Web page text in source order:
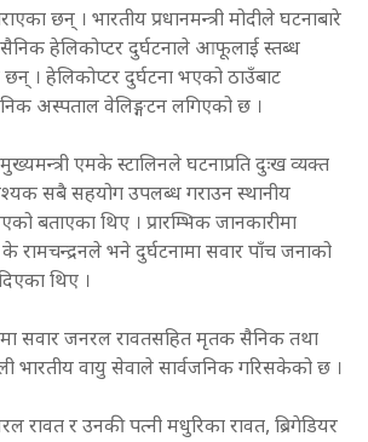
छन् । भारतीय प्रधानमन्त्री मोदीले घटनाबारे
सैनिक हेलिकोप्टर दुर्घटनाले आफूलाई स्तब्ध
। हेलिकोप्टर दुर्घटना भएको ठाउँबाट
अस्पताल वेलिङ्गटन लगिएको छ ।
एमके स्टालिनले घटनाप्रति दुःख व्यक्त
सबै सहयोग उपलब्ध गराउन स्थानीय
बताएका थिए । प्रारम्भिक जानकारीमा
के रामचन्द्रनले भने दुर्घटनामा सवार पाँच जनाको
थिए ।
सवार जनरल रावतसहित मृतक सैनिक तथा
भारतीय वायु सेवाले सार्वजनिक गरिसकेको छ ।
रावत र उनकी पत्नी मधुरिका रावत, ब्रिगेडियर